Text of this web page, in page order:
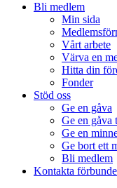
Bli medlem
Min sida
Vårt arbete
Värva en
Hitta din
Fonder
Stöd oss
Ge en gåva
Ge en gåva
Ge en
Ge bort ett
Bli medlem
Kontakta